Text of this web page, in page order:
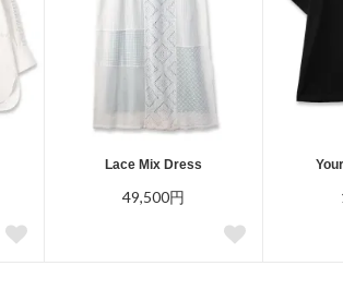
Lace Mix Dress
49,500円